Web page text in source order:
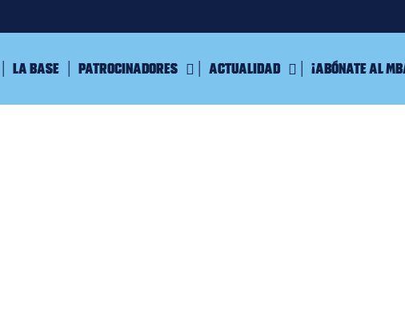
La Base Patrocinadores Actualidad ¡Abónate al